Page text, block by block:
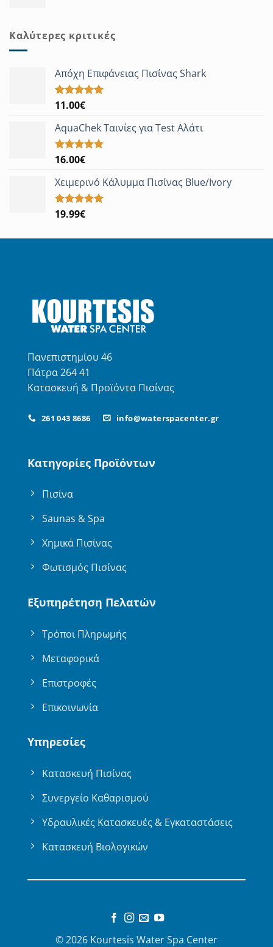
Καλύτερες κριτικές
Απόχη Επιφάνειας Πισίνας Shark
Βαθμολογήθηκε
από 5
11.00€
AquaChek Ταινίες για Test Αλάτι
Βαθμολογήθηκε
από 5
16.00€
Χειμερινό Κάλυμμα Πισίνας Blue/Ivory
Βαθμολογήθηκε
19.99€
Πανεπιστημίου 46
Πάτρα 264 41
Κατασκευή & Προϊόντα Πισίνας
261 043 8686 info@waterspacenter.gr
Κατηγορίες Προϊόντων
Πισίνα
Saunas & Spa
Χημικά Πισίνας
Φωτισμός Πισίνας
Εξυπηρέτηση Πελατών
Τρόποι Πληρωμής
Μεταφορικά
Επιστροφές
Επικοινωνία
Υπηρεσίες
Κατασκευή Πισίνας
Συνεργείο Καθαρισμού
Υδραυλικές Κατασκευές & Εγκαταστάσεις
Κατασκευή Βιολογικών
© 2026 Kourtesis Water Spa Center